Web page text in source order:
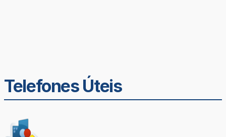
Telefones Úteis